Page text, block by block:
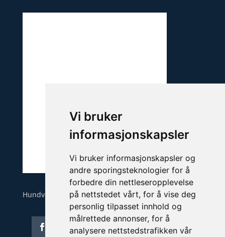
Vi bruker
informasjonskapsler
Vi bruker informasjonskapsler og
andre sporingsteknologier for å
forbedre din nettleseropplevelse
på nettstedet vårt, for å vise deg
personlig tilpasset innhold og
målrettede annonser, for å
analysere nettstedstrafikken vår
Hundvågveien 50, 4085 hundvåg